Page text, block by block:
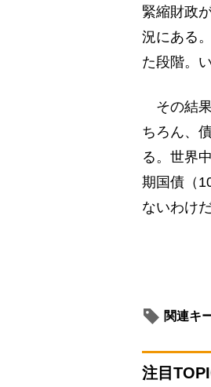
緊縮財政
況にある
た段階。
その結果
ちろん、
る。世界
期国債（
ないわけ
関連キ
注目